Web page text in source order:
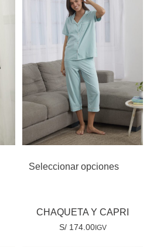
Seleccionar opciones
CHAQUETA Y CAPRI
S/174.00IGV